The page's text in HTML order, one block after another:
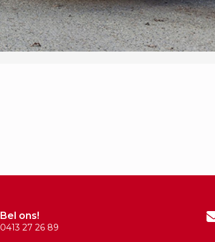
Bel ons!
0413 27 26 89